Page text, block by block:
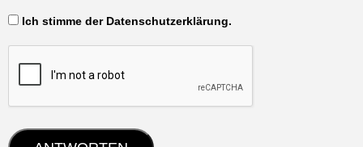
‏‏‎ ‎Ich stimme der Datenschutzerklärung.